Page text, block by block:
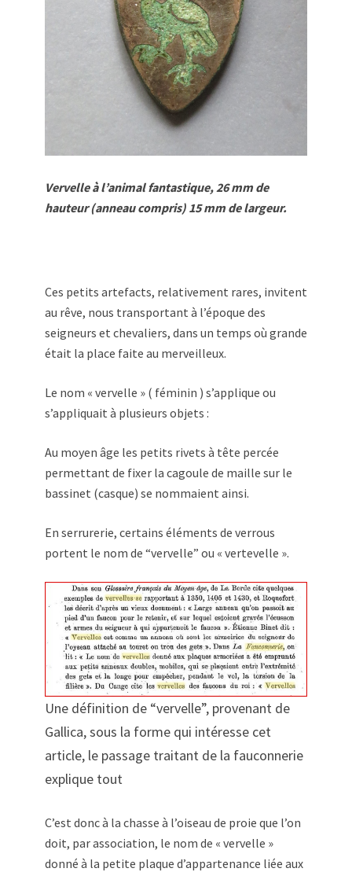
Vervelle à l’animal fantastique, 26 mm de
hauteur (anneau compris) 15 mm de largeur.
Ces petits artefacts, relativement rares, invitent
au rêve, nous transportant à l’époque des
seigneurs et chevaliers, dans un temps où grande
était la place faite au merveilleux.
Le nom « vervelle » ( féminin ) s’applique ou
s’appliquait à plusieurs objets :
Au moyen âge les petits rivets à tête percée
permettant de fixer la cagoule de maille sur le
bassinet (casque) se nommaient ainsi.
En serrurerie, certains éléments de verrous
portent le nom de “vervelle” ou « vertevelle ».
Une définition de “vervelle”, provenant de
Gallica, sous la forme qui intéresse cet
article, le passage traitant de la fauconnerie
explique tout
C’est donc à la chasse à l’oiseau de proie que l’on
doit, par association, le nom de « vervelle »
donné à la petite plaque d’appartenance liée aux